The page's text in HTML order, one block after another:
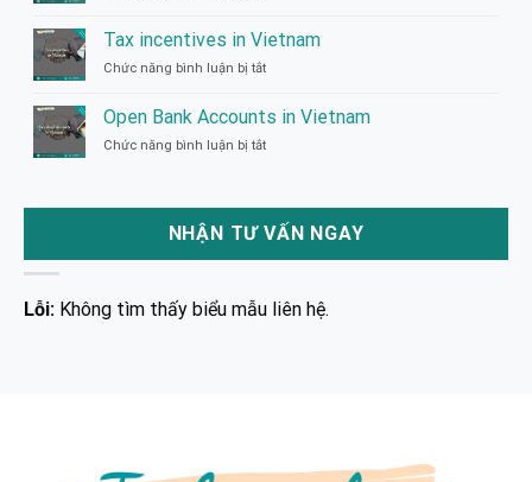
Vietnam
Income
Tax
Tax incentives in Vietnam
Chức năng bình luận bị tắt
incentives
in
Open Bank Accounts in Vietnam
Chức năng bình luận bị tắt
Accounts
in
NHẬN TƯ VẤN NGAY
Lỗi: Không tìm thấy biểu mẫu liên hệ.